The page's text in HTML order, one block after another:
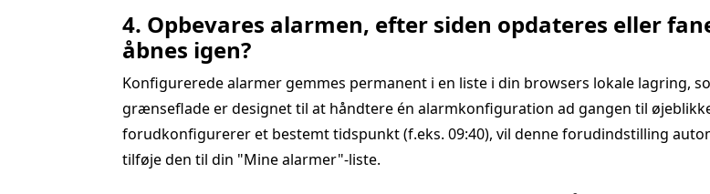
4. Opbevares alarmen, efter siden opdateres eller
åbnes igen?
Konfigurerede alarmer gemmes permanent i en liste i din browsers lokale lagring,
grænseflade er designet til at håndtere én alarmkonfiguration ad gangen til
forudkonfigurerer et bestemt tidspunkt (f.eks. 09:40), vil denne forudindstilling
tilføje den til din "Mine alarmer"-liste.